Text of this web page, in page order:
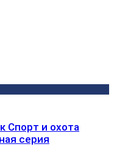
Спорт и охота
серия